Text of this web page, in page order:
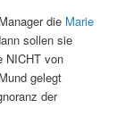
die Marie
sollen sie
NICHT von
gelegt
der